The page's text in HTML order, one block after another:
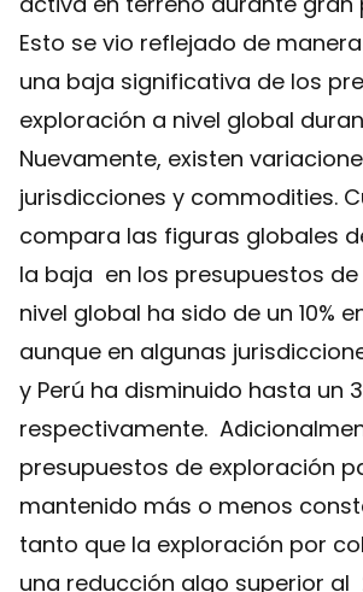
Esto se vio reflejado de
una baja significativa de los
exploración a nivel global
Nuevamente, existen
jurisdicciones y commodities.
compara las figuras globales
la baja en los presupuestos
nivel global ha sido de un 10%
aunque en algunas
y Perú ha disminuido hasta un
respectivamente.
presupuestos de exploración
mantenido más o menos
tanto que la exploración por
una reducción algo superior al